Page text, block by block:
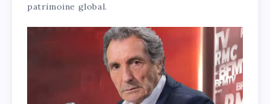
patrimoine global.